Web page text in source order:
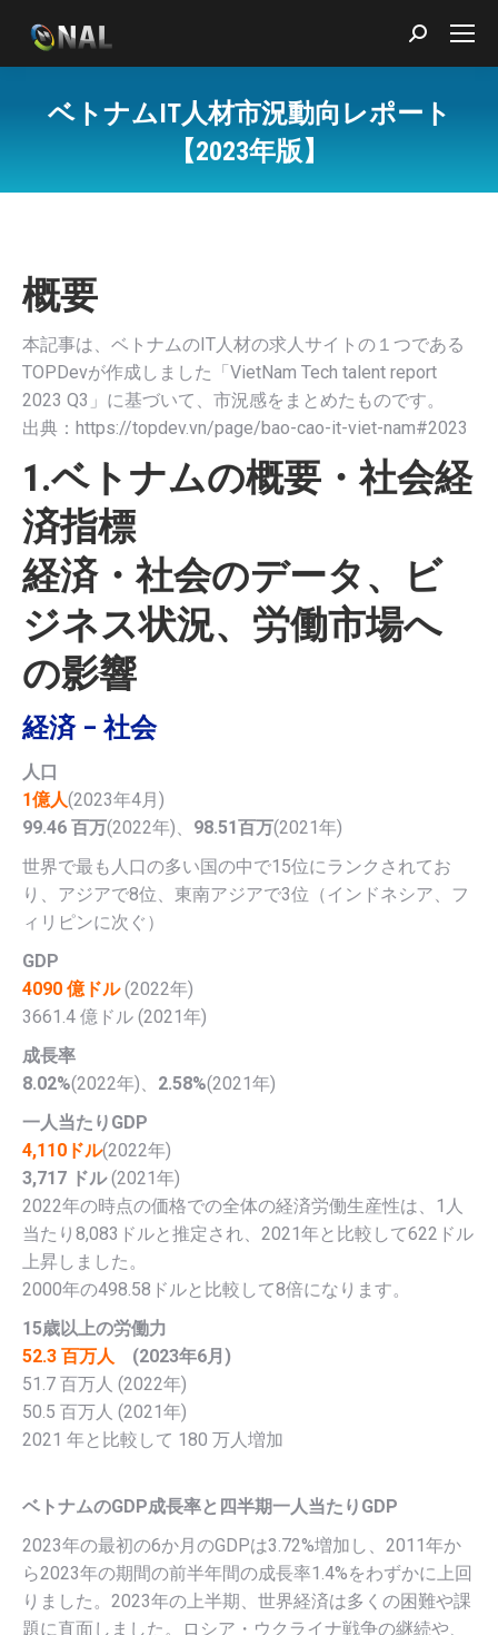
Search:
ベトナムIT人材市況動向レポート
【2023年版】
概要
本記事は、ベトナムのIT人材の求人サイトの１つである
TOPDevが作成しました「VietNam Tech talent report
2023 Q3」に基づいて、市況感をまとめたものです。
出典：https://topdev.vn/page/bao-cao-it-viet-nam#2023
1.ベトナムの概要・社会経
済指標
経済・社会のデータ、ビ
ジネス状況、労働市場へ
の影響
経済 – 社会
人口
1億人(2023年4月)
99.46 百万(2022年)、 98.51百万(2021年)
世界で最も人口の多い国の中で15位にランクされてお
り、アジアで8位、東南アジアで3位（インドネシア、フ
ィリピンに次ぐ）
GDP
4090 億ドル (2022年)
3661.4 億ドル (2021年)
成長率
8.02%(2022年)、 2.58%(2021年)
一人当たりGDP
4,110ドル(2022年)
3,717 ドル(2021年)
2022年の時点の価格での全体の経済労働生産性は、1人
当たり8,083ドルと推定され、2021年と比較して622ドル
上昇しました。
2000年の498.58ドルと比較して8倍になります。
15歳以上の労働力
52.3 百万人 (2023年6月)
51.7 百万人 (2022年)
50.5 百万人 (2021年)
2021 年と比較して 180 万人増加
ベトナムのGDP成長率と四半期一人当たりGDP
2023年の最初の6か月のGDPは3.72%増加し、2011年か
ら2023年の期間の前半年間の成長率1.4%をわずかに上回
りました。2023年の上半期、世界経済は多くの困難や課
題に直面しました。ロシア・ウクライナ戦争の継続や、